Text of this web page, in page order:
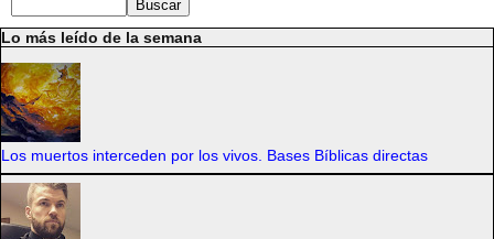
Lo más leído de la semana
Los muertos interceden por los vivos. Bases Bíblicas directas